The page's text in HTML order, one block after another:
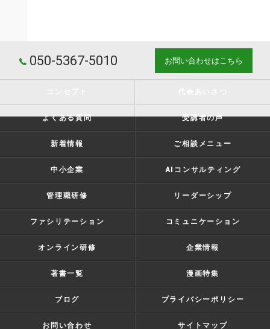
050-5367-5010 お問い合わせはこちら
よくある質問 受講者の声
新着情報 ご相談メニュー
中小企業 AIコンサルティング
管理職研修 リーダーシップ
ファシリテーション コミュニケーション
オンライン研修 企業情報
著書一覧 漫画特集
ブログ プライバシーポリシー
お問い合わせ サイトマップ